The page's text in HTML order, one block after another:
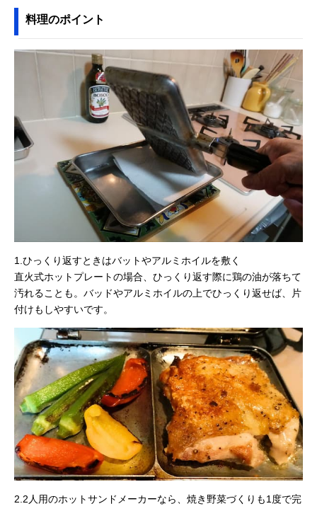
料理のポイント
1.ひっくり返すときはバットやアルミホイルを敷く
直火式ホットプレートの場合、ひっくり返す際に鶏の油が落ちて
汚れることも。バッドやアルミホイルの上でひっくり返せば、片
付けもしやすいです。
2.2人用のホットサンドメーカーなら、焼き野菜づくりも1度で完